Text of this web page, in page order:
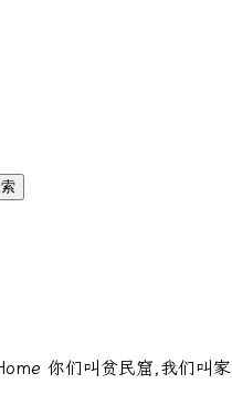
你们叫贫民窟,我们叫家